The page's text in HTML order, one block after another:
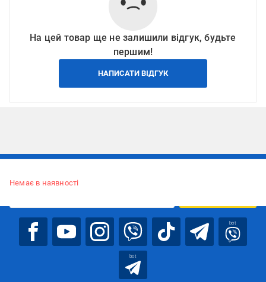
На цей товар ще не залишили відгук, будьте
першим!
НАПИСАТИ ВІДГУК
Немає в наявності
bot
bot